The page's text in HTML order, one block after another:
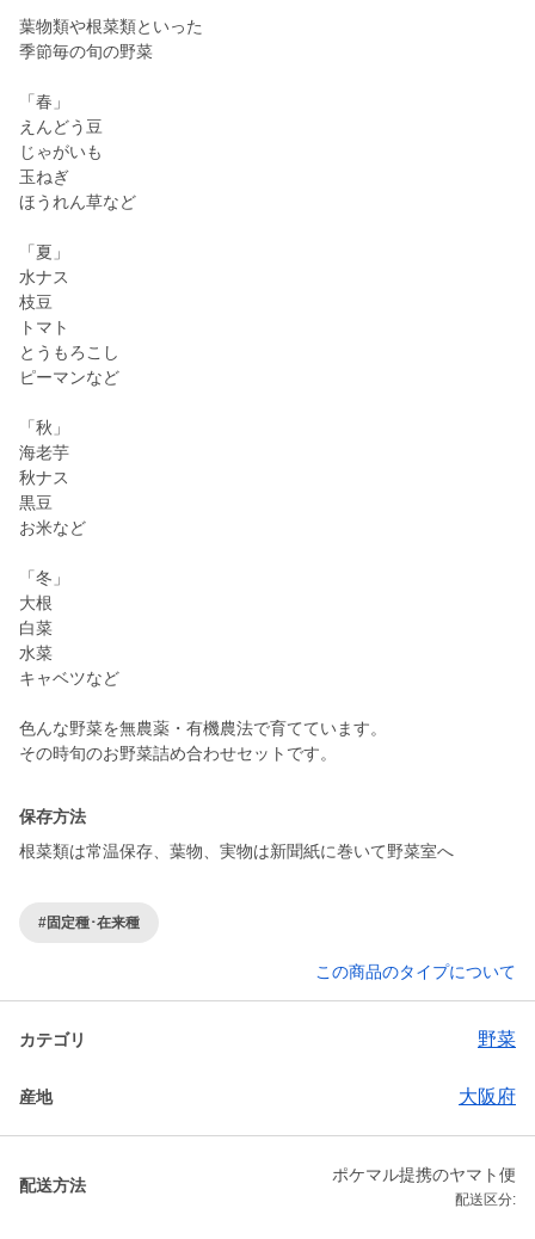
葉物類や根菜類といった
季節毎の旬の野菜
「春」
えんどう豆
じゃがいも
玉ねぎ
ほうれん草など
「夏」
水ナス
枝豆
トマト
とうもろこし
ピーマンなど
「秋」
海老芋
秋ナス
黒豆
お米など
「冬」
大根
白菜
水菜
キャベツなど
色んな野菜を無農薬・有機農法で育てています。
その時旬のお野菜詰め合わせセットです。
保存方法
根菜類は常温保存、葉物、実物は新聞紙に巻いて野菜室へ
#固定種･在来種
この商品のタイプについて
カテゴリ 野菜
産地 大阪府
配送方法
ポケマル提携のヤマト便
配送区分: